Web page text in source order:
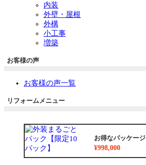
内装
外壁・屋根
外構
小工事
増築
お客様の声
お客様の声一覧
リフォームメニュー
お得なパッケージ
¥998,000